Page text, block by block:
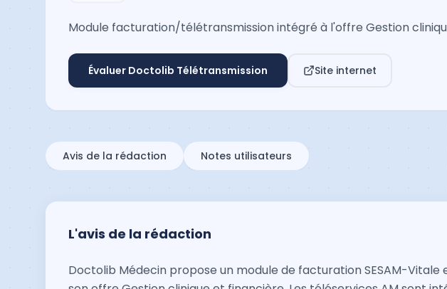
Module facturation/télétransmission intégré à l'offre Gestion
Évaluer Doctolib Télétransmission Site internet
Avis de la rédaction Notes utilisateurs
L'avis de la rédaction
Doctolib Médecin propose un module de facturation SESAM-